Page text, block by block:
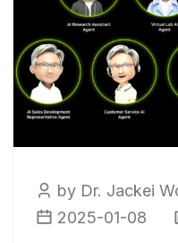
by Dr. Jackei
2025-01-08